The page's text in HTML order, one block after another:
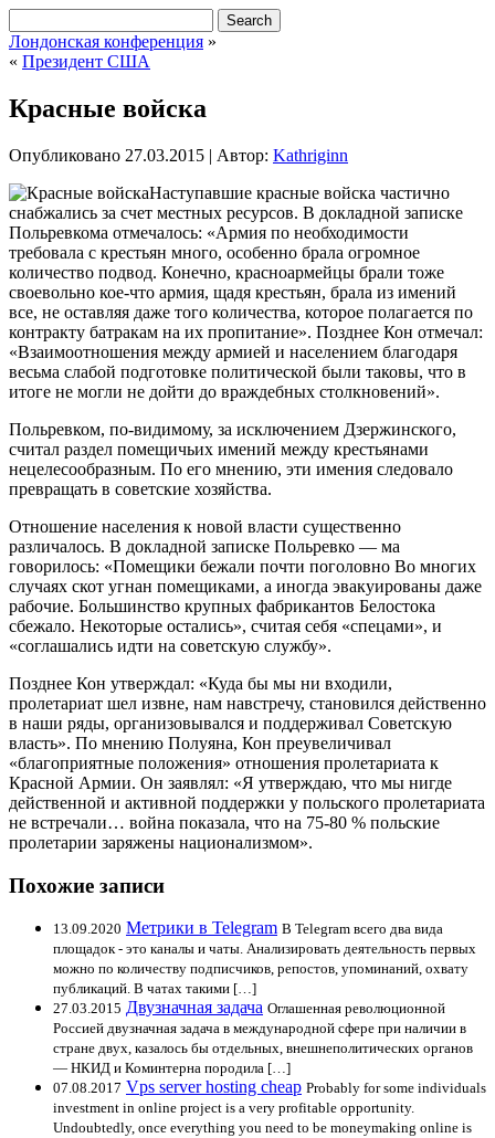
Лондонская конференция »
« Президент США
Красные войска
Опубликовано 27.03.2015 | Автор: Kathriginn
Наступавшие красные войска частично
снабжались за счет местных ресурсов. В докладной записке
Польревкома отмечалось: «Армия по необходимости
требовала с крестьян много, особенно брала огромное
количество подвод. Конечно, красноармейцы брали тоже
своевольно кое-что армия, щадя крестьян, брала из имений
все, не оставляя даже того количества, которое полагается по
контракту батракам на их пропитание». Позднее Кон отмечал:
«Взаимоотношения между армией и населением благодаря
весьма слабой подготовке политической были таковы, что в
итоге не могли не дойти до враждебных столкновений».
Польревком, по-видимому, за исключением Дзержинского,
считал раздел помещичьих имений между крестьянами
нецелесообразным. По его мнению, эти имения следовало
превращать в советские хозяйства.
Отношение населения к новой власти существенно
различалось. В докладной записке Польревко — ма
говорилось: «Помещики бежали почти поголовно Во многих
случаях скот угнан помещиками, а иногда эвакуированы даже
рабочие. Большинство крупных фабрикантов Белостока
сбежало. Некоторые остались», считая себя «спецами», и
«соглашались идти на советскую службу».
Позднее Кон утверждал: «Куда бы мы ни входили,
пролетариат шел извне, нам навстречу, становился действенно
в наши ряды, организовывался и поддерживал Советскую
власть». По мнению Полуяна, Кон преувеличивал
«благоприятные положения» отношения пролетариата к
Красной Армии. Он заявлял: «Я утверждаю, что мы нигде
действенной и активной поддержки у польского пролетариата
не встречали… война показала, что на 75-80 % польские
пролетарии заряжены национализмом».
Похожие записи
13.09.2020 Метрики в Telegram В Telegram всего два вида
площадок - это каналы и чаты. Анализировать деятельность первых
можно по количеству подписчиков, репостов, упоминаний, охвату
публикаций. В чатах такими […]
27.03.2015 Двузначная задача Оглашенная революционной
Россией двузначная задача в международной сфере при наличии в
стране двух, казалось бы отдельных, внешнеполитических органов
— НКИД и Коминтерна породила […]
07.08.2017 Vps server hosting cheap Probably for some individuals
investment in online project is a very profitable opportunity.
Undoubtedly, once everything you need to be moneymaking online is